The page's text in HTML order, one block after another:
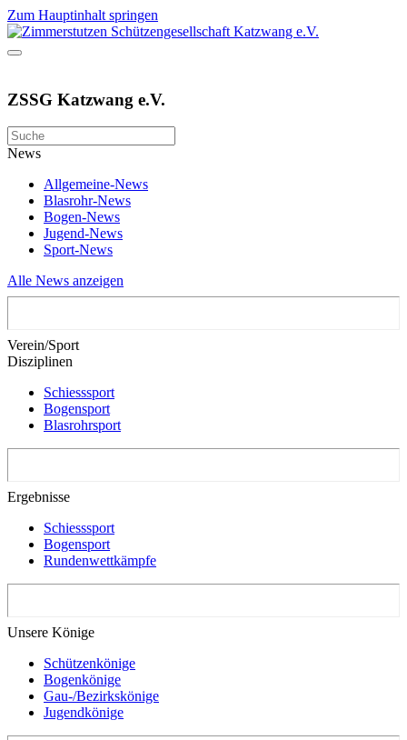
Zum Hauptinhalt springen
ZSSG Katzwang e.V.
News
Allgemeine-News
Blasrohr-News
Bogen-News
Jugend-News
Sport-News
Alle News anzeigen
Verein/Sport
Disziplinen
Schiesssport
Bogensport
Blasrohrsport
Ergebnisse
Schiesssport
Bogensport
Rundenwettkämpfe
Unsere Könige
Schützenkönige
Bogenkönige
Gau-/Bezirkskönige
Jugendkönige